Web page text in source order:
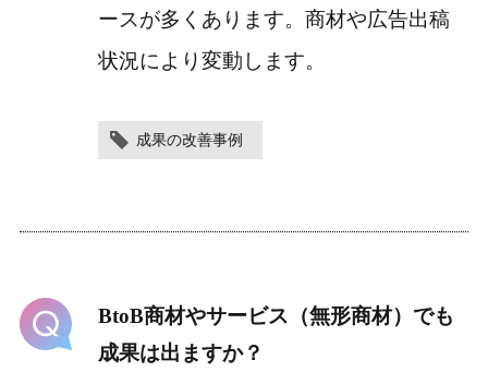
ースが多くあります。商材や広告出稿
状況により変動します。
成果の改善事例
BtoB商材やサービス（無形商材）でも
成果は出ますか？